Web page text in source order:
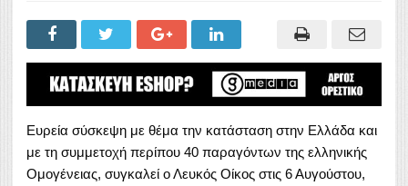
Ευρεία σύσκεψη με θέμα την κατάσταση στην Ελλάδα και
με τη συμμετοχή περίπου 40 παραγόντων της ελληνικής
Ομογένειας, συγκαλεί ο Λευκός Οίκος στις 6 Αυγούστου,